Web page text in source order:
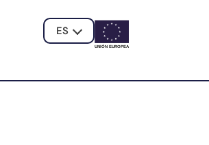
ES
UNIÓN EUROPEA